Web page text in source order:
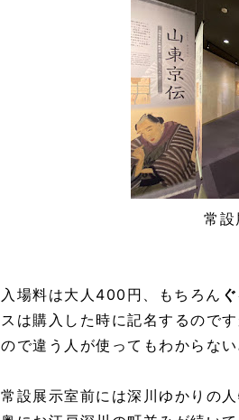
常設
入場料は大人400円、もちろん
スは購入した時に記名するので
ので違う人が使ってもわからな
常設展示室前には深川ゆかりの